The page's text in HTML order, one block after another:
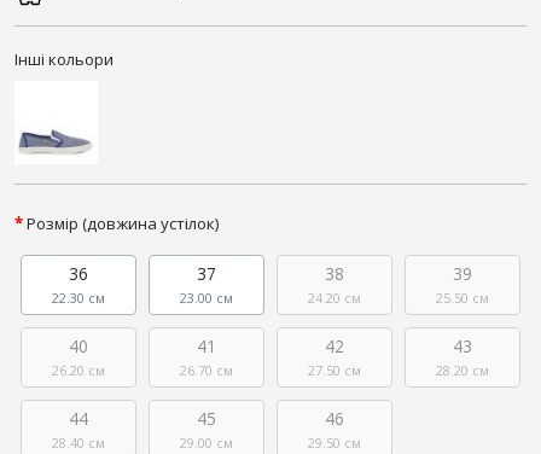
Інші кольори
Розмір (довжина устілок)
36
22.30 см
37
23.00 см
38
24.20 см
39
25.50 см
40
26.20 см
41
26.70 см
42
27.50 см
43
28.20 см
44
28.40 см
45
29.00 см
46
29.50 см